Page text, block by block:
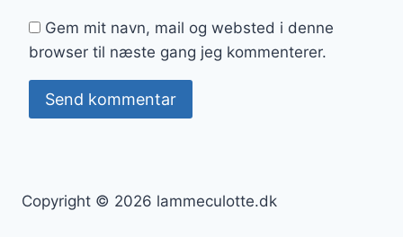
Gem mit navn, mail og websted i denne
browser til næste gang jeg kommenterer.
Copyright © 2026 lammeculotte.dk